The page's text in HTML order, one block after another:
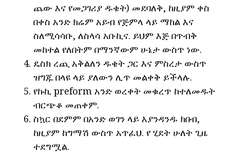
ጨው እና የመጋገሪያ ዱቄት) መደባለቅ, ከዚያም ቀስ
በቀስ አንድ ክሬም አይብ የጅምላ ላይ ማከል እና
ስለሚሳሳቡ, ለስላሳ አቡኪና. ይህም እጅ በጥብቅ
መከተል የለበትም በማንኛውም ሁኔታ ውስጥ ነው.
ዴስክ ረጪ አቅልለን ዱቄት ጋር እና ምስረታ ውስጥ
ዝግጁ በላዩ ላይ ያለውን ሊጥ መልቀቅ ይችላሉ.
የኩኪ preform አንድ ወረቀት መቁረጥ ከተለመዱት
ብርጭቆ መጠቀም.
ስኳር በደምም በአንድ ወገን ላይ እያንዳንዱ ክበብ,
ከዚያም ከግማሽ ውስጥ አጥፈህ. የ ሂደት ሁለት ጊዜ
ተደግሟል.